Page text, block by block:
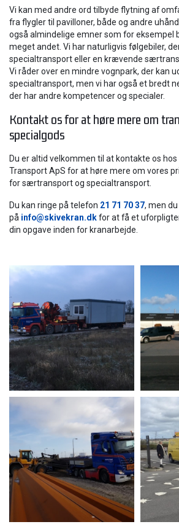
Vi kan med andre ord tilbyde flytning af
fra flygler til pavilloner, både og andre
også almindelige emner som for eksempel
meget andet. Vi har naturligvis følgebiler,
specialtransport eller en krævende
Vi råder over en mindre vognpark, der kan
specialtransport, men vi har også et bredt
der har andre kompetencer og specialer.
​Kontakt os for at høre mere om
specialgods
Du er altid velkommen til at kontakte os hos
Transport ApS for at høre mere om vores
for særtransport og specialtransport.
Du kan ringe på ​​telefon 21 71 70 37, men
på info@skivekran.dkfor at få et
din opgave inden for kranarbejde.